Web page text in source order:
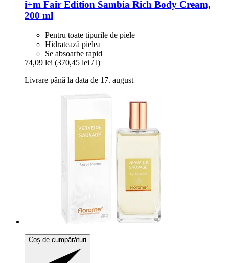
i+m Fair Edition Sambia Rich Body Cream,
200 ml
Pentru toate tipurile de piele
Hidratează pielea
Se absoarbe rapid
74,09 lei (370,45 lei / l)
Livrare până la data de 17. august
Coș de cumpărături